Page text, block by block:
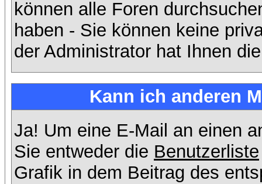
können alle Foren
haben - Sie können keine
der Administrator hat Ihnen
Kann ich anderen
Ja! Um eine E-Mail an einen
Sie entweder die Benutzerliste
Grafik in dem Beitrag des